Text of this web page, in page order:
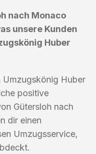
nach Monaco
unsere Kunden
Huber
Umzugskönig Huber
positive
Gütersloh nach
dir einen
Umzugsservice,